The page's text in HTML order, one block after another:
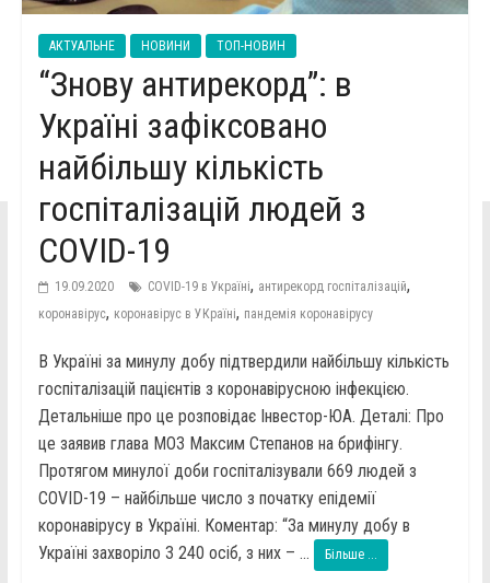
АКТУАЛЬНЕ НОВИНИ ТОП-НОВИН
“Знову антирекорд”: в
Україні зафіксовано
найбільшу кількість
госпіталізацій людей з
COVID-19
19.09.2020 COVID-19 в Україні, антирекорд госпіталізацій,
коронавірус, коронавірус в УКраїні, пандемія коронавірусу
В Україні за минулу добу підтвердили найбільшу кількість
госпіталізацій пацієнтів з коронавірусною інфекцією.
Детальніше про це розповідає Інвестор-ЮА. Деталі: Про
це заявив глава МОЗ Максим Степанов на брифінгу.
Протягом минулої доби госпіталізували 669 людей з
COVID-19 – найбільше число з початку епідемії
коронавірусу в Україні. Коментар: “За минулу добу в
Україні захворіло 3 240 осіб, з них – ...
Більше ...